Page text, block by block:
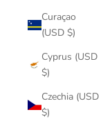
Curaçao
(USD $)
Cyprus (USD
$)
Czechia (USD
$)